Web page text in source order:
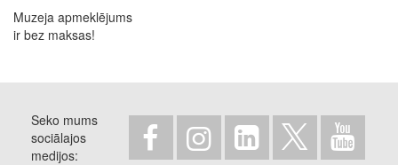
Muzeja apmeklējums
ir bez maksas!
Seko mums
sociālajos
medijos